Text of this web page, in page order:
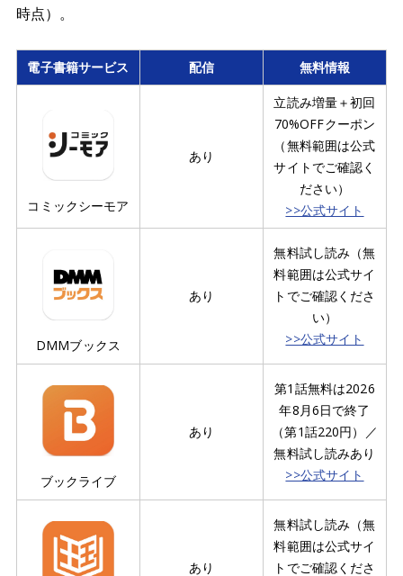
時点）。
電子書籍サービス 配信 無料情報
コミックシーモア
あり
立読み増量＋初回
70%OFFクーポン
（無料範囲は公式
サイトでご確認く
ださい）
>>公式サイト
DMMブックス
あり
無料試し読み（無
料範囲は公式サイ
トでご確認くださ
い）
>>公式サイト
ブックライブ
あり
第1話無料は2026
年8月6日で終了
（第1話220円）／
無料試し読みあり
>>公式サイト
あり
無料試し読み（無
料範囲は公式サイ
トでご確認くださ